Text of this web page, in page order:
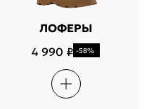
ЛОФЕРЫ
4 990 ₽ -58%